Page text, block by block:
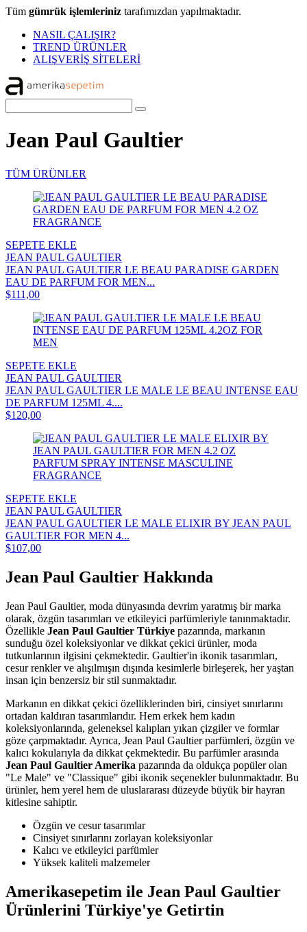
Tüm gümrük işlemleriniz tarafımızdan yapılmaktadır.
NASIL ÇALIŞIR?
TREND ÜRÜNLER
ALIŞVERİŞ SİTELERİ
Jean Paul Gaultier
TÜM ÜRÜNLER
SEPETE EKLE
JEAN PAUL GAULTIER
JEAN PAUL GAULTIER LE BEAU PARADISE GARDEN
EAU DE PARFUM FOR MEN...
$111,00
SEPETE EKLE
JEAN PAUL GAULTIER
JEAN PAUL GAULTIER LE MALE LE BEAU INTENSE EAU
DE PARFUM 125ML 4....
$120,00
SEPETE EKLE
JEAN PAUL GAULTIER
JEAN PAUL GAULTIER LE MALE ELIXIR BY JEAN PAUL
GAULTIER FOR MEN 4...
$107,00
Jean Paul Gaultier Hakkında
Jean Paul Gaultier, moda dünyasında devrim yaratmış bir marka
olarak, özgün tasarımları ve etkileyici parfümleriyle tanınmaktadır.
Özellikle Jean Paul Gaultier Türkiye pazarında, markanın
sunduğu özel koleksiyonlar ve dikkat çekici ürünler, moda
tutkunlarının ilgisini çekmektedir. Gaultier'in ikonik tasarımları,
cesur renkler ve alışılmışın dışında kesimlerle birleşerek, her yaştan
insan için benzersiz bir stil sunmaktadır.
Markanın en dikkat çekici özelliklerinden biri, cinsiyet sınırlarını
ortadan kaldıran tasarımlarıdır. Hem erkek hem kadın
koleksiyonlarında, geleneksel kalıpları yıkan çizgiler ve formlar
göze çarpmaktadır. Ayrıca, Jean Paul Gaultier parfümleri, özgün ve
kalıcı kokularıyla da dikkat çekmektedir. Bu parfümler arasında
Jean Paul Gaultier Amerika pazarında da oldukça popüler olan
"Le Male" ve "Classique" gibi ikonik seçenekler bulunmaktadır. Bu
ürünler, hem yerel hem de uluslararası düzeyde büyük bir hayran
kitlesine sahiptir.
Özgün ve cesur tasarımlar
Cinsiyet sınırlarını zorlayan koleksiyonlar
Kalıcı ve etkileyici parfümler
Yüksek kaliteli malzemeler
Amerikasepetim ile Jean Paul Gaultier
Ürünlerini Türkiye'ye Getirtin